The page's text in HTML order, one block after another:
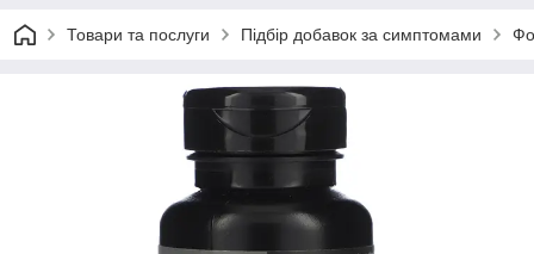
Товари та послуги Підбір добавок за симптомами